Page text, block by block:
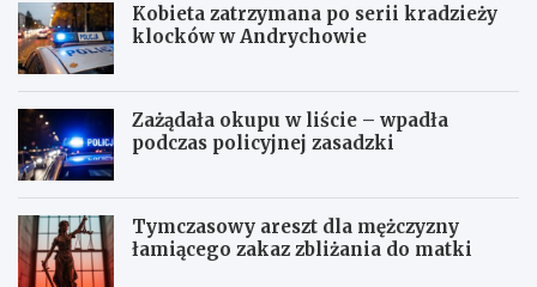
Kobieta zatrzymana po serii kradzieży
klocków w Andrychowie
Zażądała okupu w liście – wpadła
podczas policyjnej zasadzki
Tymczasowy areszt dla mężczyzny
łamiącego zakaz zbliżania do matki